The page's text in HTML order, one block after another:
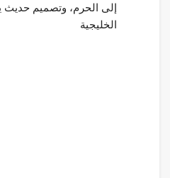
إلى الحرم، وتصميم حديث
الخليجية